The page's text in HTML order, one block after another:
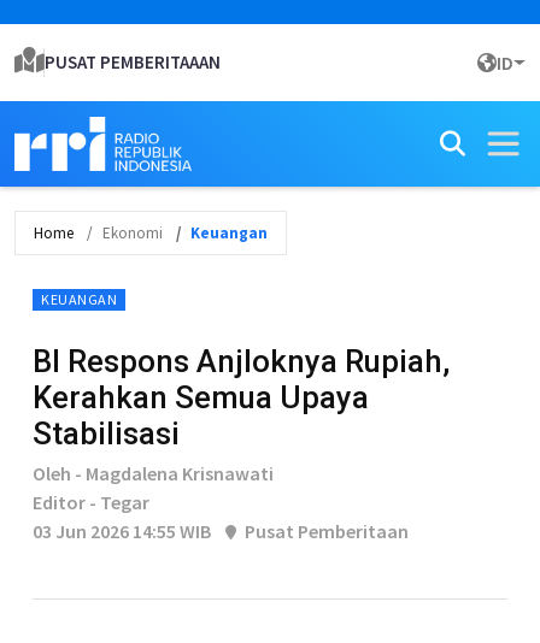
PUSAT PEMBERITAAAN ID
Home Ekonomi Keuangan
KEUANGAN
BI Respons Anjloknya Rupiah,
Kerahkan Semua Upaya
Stabilisasi
Oleh - Magdalena Krisnawati
Editor - Tegar
03 Jun 2026 14:55 WIB
Pusat Pemberitaan